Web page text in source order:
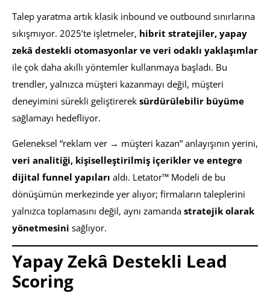
Talep yaratma artık klasik inbound ve outbound sınırlarına
sıkışmıyor. 2025’te işletmeler, hibrit stratejiler, yapay
zekâ destekli otomasyonlar ve veri odaklı yaklaşımlar
ile çok daha akıllı yöntemler kullanmaya başladı. Bu
trendler, yalnızca müşteri kazanmayı değil, müşteri
deneyimini sürekli geliştirerek sürdürülebilir büyüme
sağlamayı hedefliyor.
Geleneksel “reklam ver → müşteri kazan” anlayışının yerini,
veri analitiği, kişiselleştirilmiş içerikler ve entegre
dijital funnel yapıları aldı. Letator™ Modeli de bu
dönüşümün merkezinde yer alıyor; firmaların taleplerini
yalnızca toplamasını değil, aynı zamanda stratejik olarak
yönetmesini sağlıyor.
Yapay Zekâ Destekli Lead
Scoring